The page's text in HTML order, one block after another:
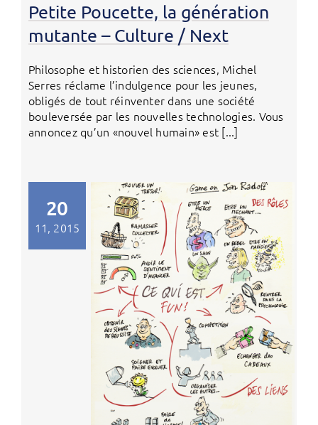
Petite Poucette, la génération
mutante – Culture / Next
Philosophe et historien des sciences, Michel
Serres réclame l’indulgence pour les jeunes,
obligés de tout réinventer dans une société
bouleversée par les nouvelles technologies. Vous
annoncez qu’un «nouvel humain» est [...]
20
11, 2015